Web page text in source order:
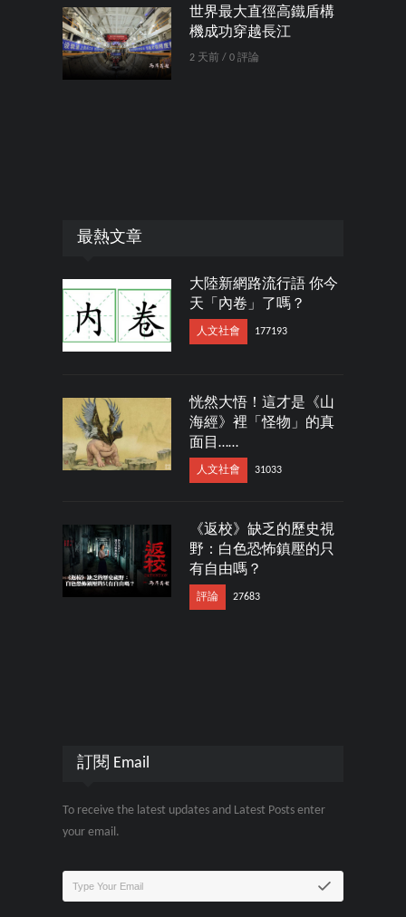
世界最大直徑高鐵盾構
機成功穿越長江
2 天前 / 0 評論
最熱文章
大陸新網路流行語 你今
天「內卷」了嗎？
人文社會 177193
恍然大悟！這才是《山
海經》裡「怪物」的真
面目……
人文社會 31033
《返校》缺乏的歷史視
野：白色恐怖鎮壓的只
有自由嗎？
評論 27683
訂閱 Email
To receive the latest updates and Latest Posts enter
your email.